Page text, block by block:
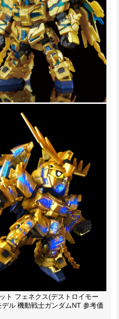
ト フェネクス(デストロイモー
デル 機動戦士ガンダムNT 参考価